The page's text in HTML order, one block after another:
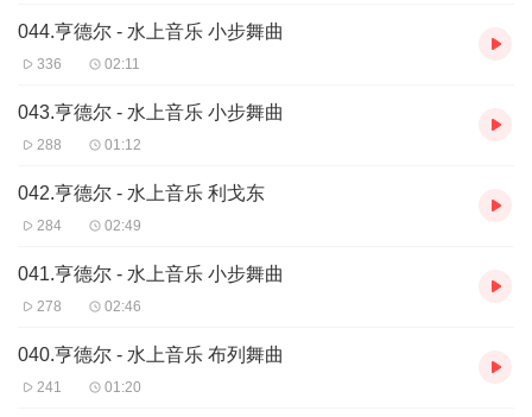
044.亨德尔 - 水上音乐 小步舞曲
336 02:11
043.亨德尔 - 水上音乐 小步舞曲
288 01:12
042.亨德尔 - 水上音乐 利戈东
284 02:49
041.亨德尔 - 水上音乐 小步舞曲
278 02:46
040.亨德尔 - 水上音乐 布列舞曲
241 01:20